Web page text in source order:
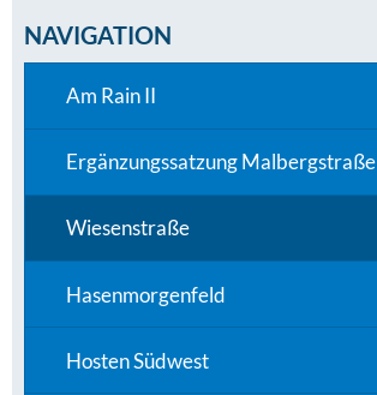
NAVIGATION
Am Rain II
Ergänzungssatzung Malbergstraße
Wiesenstraße
Hasenmorgenfeld
Hosten Südwest